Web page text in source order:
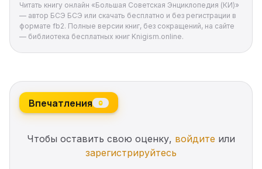
Читать книгу онлайн «Большая Советская Энциклопедия (КИ)»
— автор БСЭ БСЭ или скачать бесплатно и без регистрации в
формате fb2. Полные версии книг, без сокращений, на сайте
— библиотека бесплатных книг Knigism.online.
Впечатления 0
Чтобы оставить свою оценку, войдите или
зарегистрируйтесь